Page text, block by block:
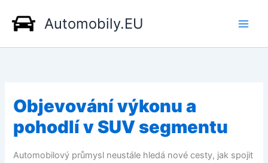
obsah
Automobily.EU
Objevování výkonu a
pohodlí v SUV segmentu
Automobilový průmysl neustále hledá nové cesty, jak spojit